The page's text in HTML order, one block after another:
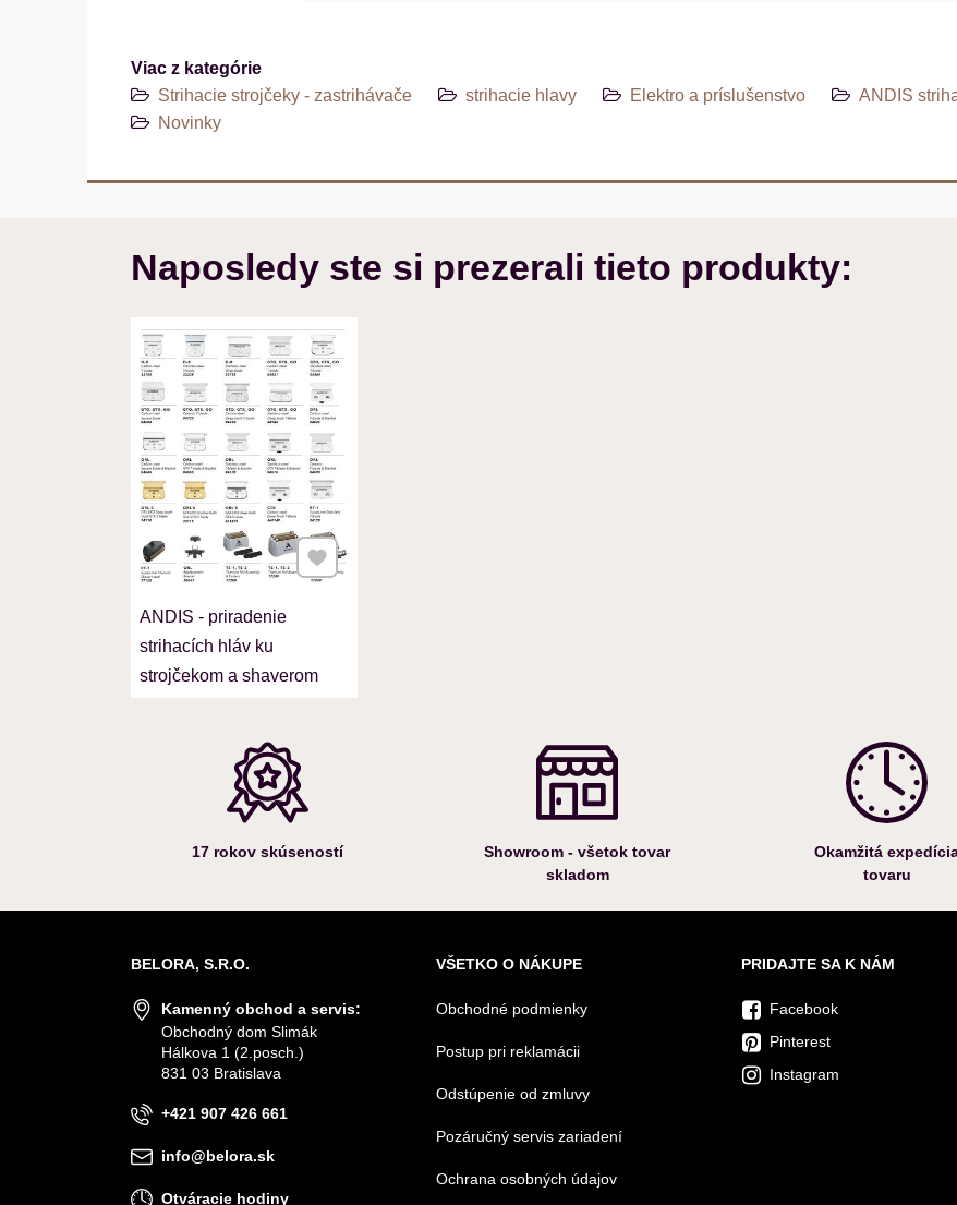
Viac z kategórie
Strihacie strojčeky - zastrihávače
strihacie hlavy Elektro a príslušenstvo ANDIS
Novinky
Naposledy ste si prezerali tieto produkty:
ANDIS - priradenie
strihacích hláv ku
strojčekom a shaverom
Pridať k Obľúbeným
17 rokov skúseností
Showroom - všetok tovar
skladom
Okamžitá
tovaru
BELORA, S.R.O.
Kamenný obchod a servis:
Obchodný dom Slimák
Hálkova 1 (2.posch.)
831 03 Bratislava
+421 907 426 661
info@belora.sk
Otváracie hodiny
VŠETKO O NÁKUPE
Obchodné podmienky
Postup pri reklamácii
Odstúpenie od zmluvy
Pozáručný servis zariadení
Ochrana osobných údajov
PRIDAJTE SA K NÁM
Facebook
Pinterest
Instagram